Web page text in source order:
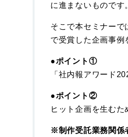
に進まないものです
そこで本セミナー
で受賞した企画事
●ポイント①
「社内報アワード
●ポイント②
ヒット企画を生む
※制作受託業務関係